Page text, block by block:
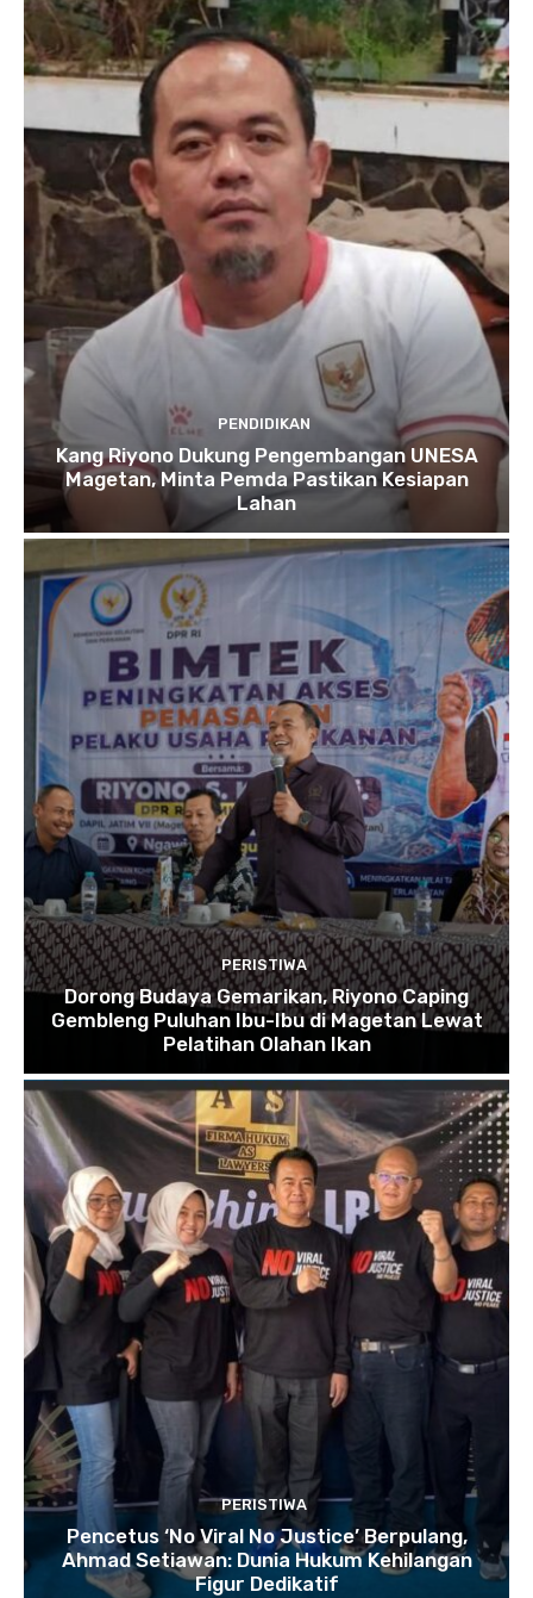
PENDIDIKAN
Kang Riyono Dukung Pengembangan UNESA
Magetan, Minta Pemda Pastikan Kesiapan
Lahan
PERISTIWA
Dorong Budaya Gemarikan, Riyono Caping
Gembleng Puluhan Ibu-Ibu di Magetan Lewat
Pelatihan Olahan Ikan
PERISTIWA
Pencetus ‘No Viral No Justice’ Berpulang,
Ahmad Setiawan: Dunia Hukum Kehilangan
Figur Dedikatif